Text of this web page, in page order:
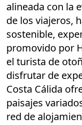
alineada con la
de los viajeros,
sostenible,
promovido por
el turista de
disfrutar de
Costa Cálida
paisajes
red de